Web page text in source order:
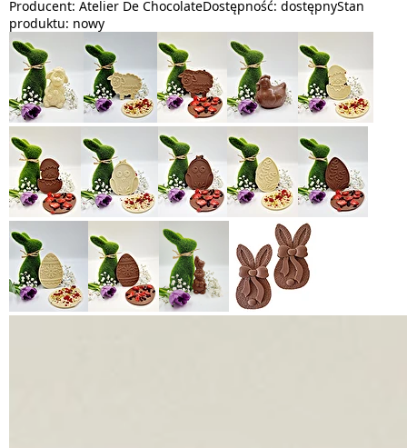
Producent: Atelier De ChocolateDostępność: dostępnyStan
produktu: nowy